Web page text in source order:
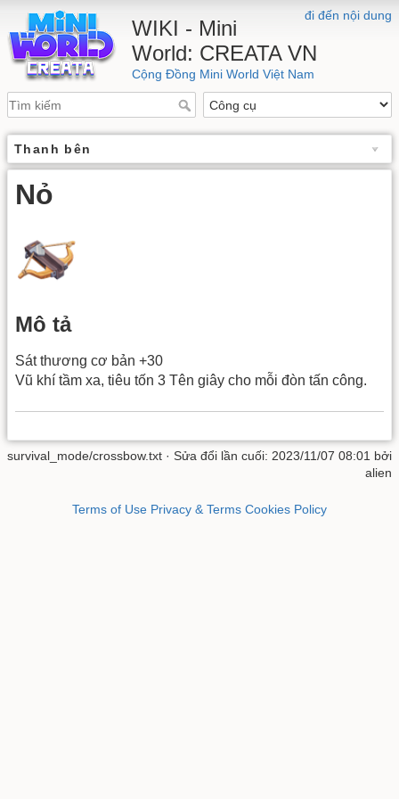
đi đến nội dung
WIKI - Mini
World: CREATA VN
Cộng Đồng Mini World Việt Nam
Thanh bên
Nỏ
Mô tả
Sát thương cơ bản +30
Vũ khí tầm xa, tiêu tốn 3 Tên giây cho mỗi đòn tấn công.
survival_mode/crossbow.txt · Sửa đổi lần cuối: 2023/11/07 08:01 bởi
alien
Terms of Use Privacy & Terms Cookies Policy